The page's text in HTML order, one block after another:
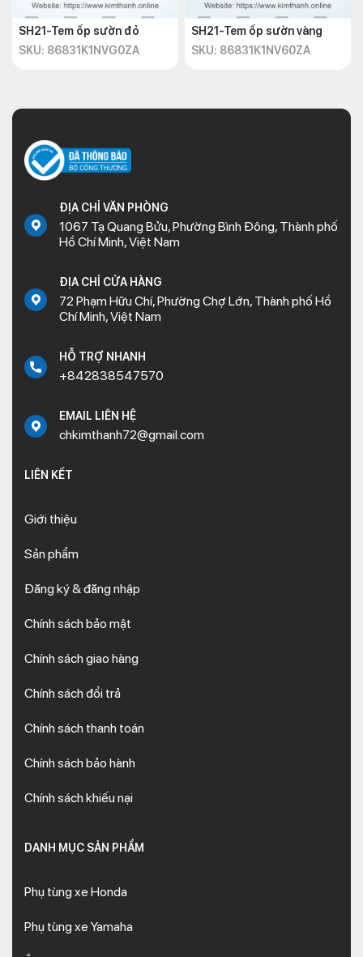
SH21-Tem ốp sườn đỏ
SKU: 86831K1NVG0ZA
SH21-Tem ốp sườn vàng
SKU: 86831K1NV60ZA
ĐỊA CHỈ VĂN PHÒNG
1067 Tạ Quang Bửu, Phường Bình Đông, Thành phố
Hồ Chí Minh, Việt Nam
ĐỊA CHỈ CỬA HÀNG
72 Phạm Hữu Chí, Phường Chợ Lớn, Thành phố Hồ
Chí Minh, Việt Nam
HỖ TRỢ NHANH
+842838547570
EMAIL LIÊN HỆ
chkimthanh72@gmail.com
LIÊN KẾT
Giới thiệu
Sản phẩm
Đăng ký & đăng nhập
Chính sách bảo mật
Chính sách giao hàng
Chính sách đổi trả
Chính sách thanh toán
Chính sách bảo hành
Chính sách khiếu nại
DANH MỤC SẢN PHẨM
Phụ tùng xe Honda
Phụ tùng xe Yamaha